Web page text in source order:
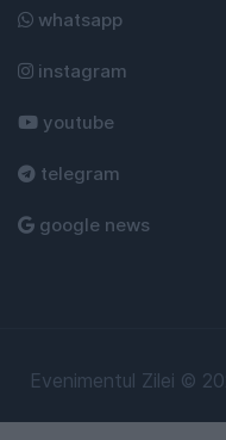
whatsapp
instagram
youtube
telegram
google news
Evenimentul Zilei ©